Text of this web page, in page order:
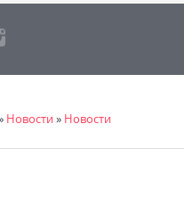
Новости» Новости